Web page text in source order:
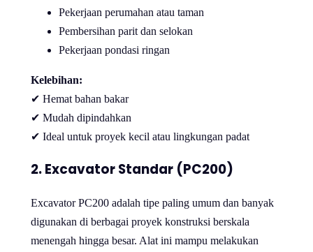
Pekerjaan perumahan atau taman
Pembersihan parit dan selokan
Pekerjaan pondasi ringan
Kelebihan:
✔ Hemat bahan bakar
✔ Mudah dipindahkan
✔ Ideal untuk proyek kecil atau lingkungan padat
2. Excavator Standar (PC200)
Excavator PC200 adalah tipe paling umum dan banyak
digunakan di berbagai proyek konstruksi berskala
menengah hingga besar. Alat ini mampu melakukan